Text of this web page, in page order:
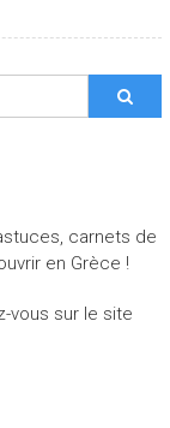
carnets de
en Grèce !
vous sur le site